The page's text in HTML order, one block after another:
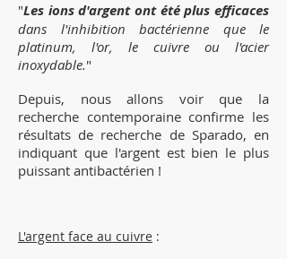
"Les ions d'argent ont été plus efficaces
dans l'inhibition bactérienne que le
platinum, l'or, le cuivre ou l'acier
inoxydable."
Depuis, nous allons voir que la
recherche contemporaine confirme les
résultats de recherche de Sparado, en
indiquant que l'argent est bien le plus
puissant antibactérien !
L'argent face au cuivre :